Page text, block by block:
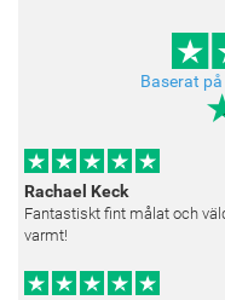
Baserat
Rachael Keck
Fantastiskt fint målat och
varmt!